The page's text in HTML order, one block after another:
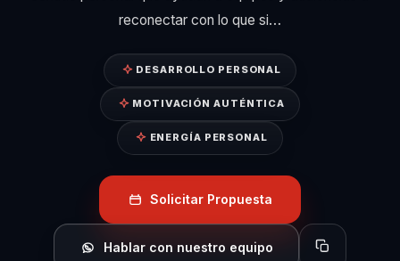
reconectar con lo que si…
DESARROLLO PERSONAL
MOTIVACIÓN AUTÉNTICA
ENERGÍA PERSONAL
Solicitar Propuesta
Hablar con nuestro equipo Copiar perfil